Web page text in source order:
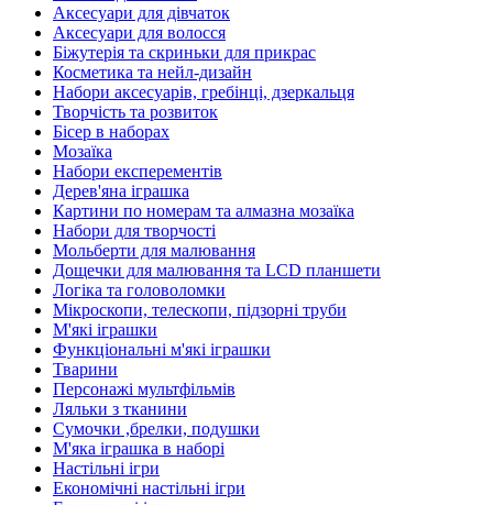
Аксесуари для дівчаток
Аксесуари для волосся
Біжутерія та скриньки для прикрас
Косметика та нейл-дизайн
Набори аксесуарів, гребінці, дзеркальця
Творчість та розвиток
Бісер в наборах
Мозаїка
Набори експерементів
Дерев'яна іграшка
Картини по номерам та алмазна мозаїка
Набори для творчості
Мольберти для малювання
Дощечки для малювання та LCD планшети
Логіка та головоломки
Мікроскопи, телескопи, підзорні труби
М'які іграшки
Функціональні м'які іграшки
Тварини
Персонажі мультфільмів
Ляльки з тканини
Сумочки ,брелки, подушки
М'яка іграшка в наборі
Настільні ігри
Економічні настільні ігри